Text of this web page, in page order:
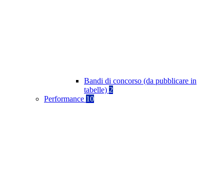
Bandi di concorso (da pubblicare in
tabelle) 2
Performance 10